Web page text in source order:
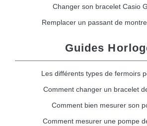
Changer son bracelet Casio
Remplacer un passant de
Guides
Les différents types de fermoirs
Comment changer un bracelet
Comment bien mesurer son
Comment mesurer une pompe